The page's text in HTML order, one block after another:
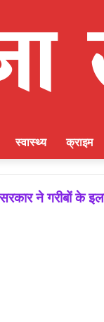
स्वास्थ्य क्राइम
ने गरीबों के